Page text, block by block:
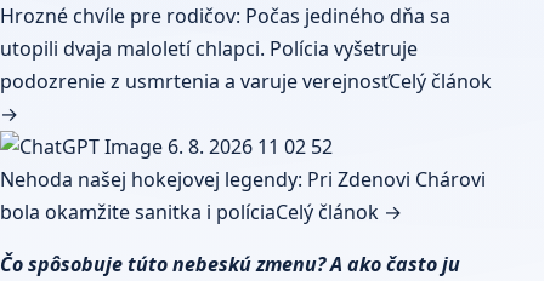
Hrozné chvíle pre rodičov: Počas jediného dňa sa
utopili dvaja maloletí chlapci. Polícia vyšetruje
podozrenie z usmrtenia a varuje verejnosťCelý článok
→
Nehoda našej hokejovej legendy: Pri Zdenovi Chárovi
bola okamžite sanitka i políciaCelý článok →
Čo spôsobuje túto nebeskú zmenu? A ako často ju